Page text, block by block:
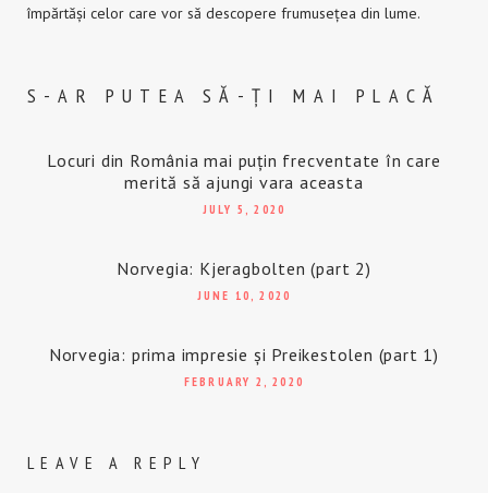
împărtăși celor care vor să descopere frumusețea din lume.
S-AR PUTEA SĂ-ȚI MAI PLACĂ
Locuri din România mai puțin frecventate în care
merită să ajungi vara aceasta
JULY 5, 2020
Norvegia: Kjeragbolten (part 2)
JUNE 10, 2020
Norvegia: prima impresie și Preikestolen (part 1)
FEBRUARY 2, 2020
LEAVE A REPLY